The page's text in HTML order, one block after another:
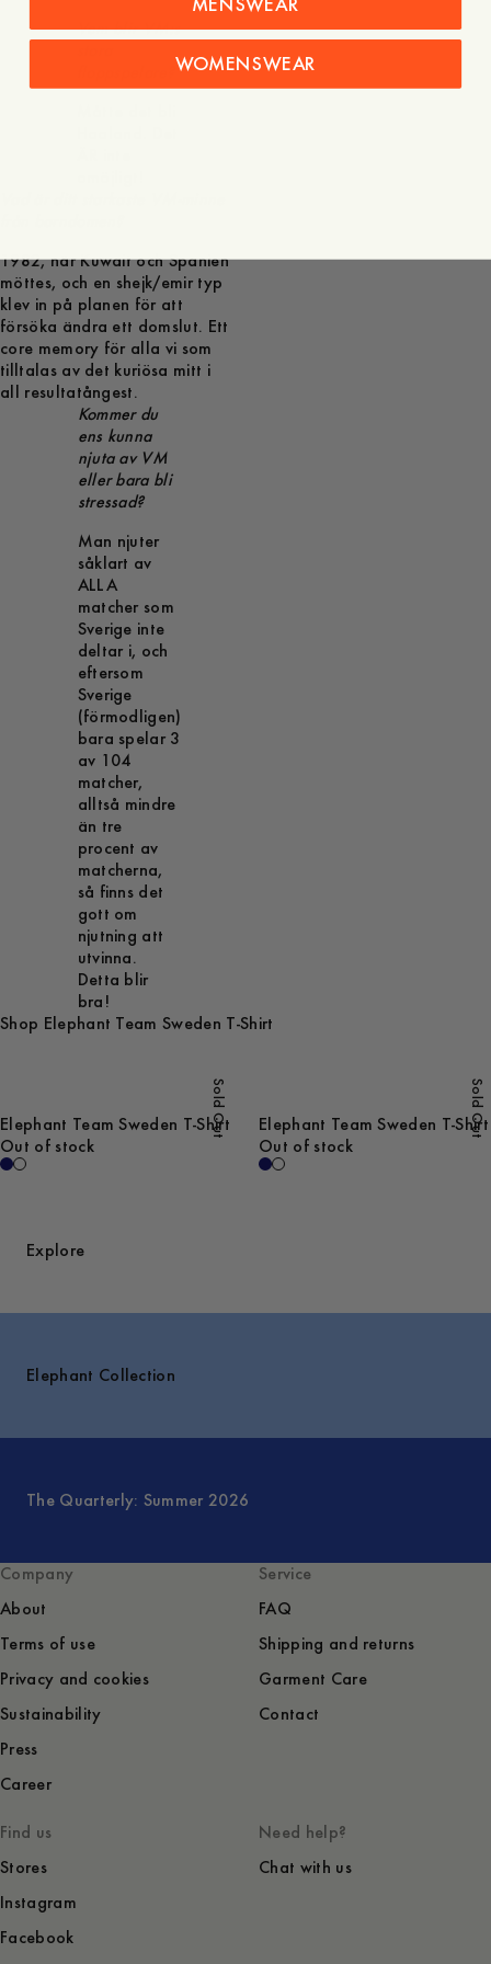
Vem blir VM:s
1982, när Kuwait och Spanien
möttes, och en shejk/emir typ
klev in på planen för att
försöka ändra ett domslut. Ett
core memory för alla vi som
tilltalas av det kuriösa mitt i
all resultatångest.
Kommer du
ens kunna
njuta av VM
eller bara bli
stressad?
Man njuter
såklart av
ALLA
matcher som
Sverige inte
deltar i, och
eftersom
Sverige
(förmodligen)
bara spelar 3
av 104
matcher,
alltså mindre
än tre
procent av
matcherna,
så finns det
gott om
njutning att
utvinna.
Detta blir
bra!
Shop Elephant Team Sweden T-Shirt
Sold Out
Elephant Team Sweden T-Shirt
Out of stock
Sold Out
Elephant Team Sweden T-Shirt
Out of stock
Explore
Elephant Collection
The Quarterly: Summer 2026
Company
About
Terms of use
Privacy and cookies
Sustainability
Press
Career
Service
FAQ
Shipping and returns
Garment Care
Contact
Find us
Stores
Instagram
Facebook
Need help?
Chat with us
WOMENSWEAR